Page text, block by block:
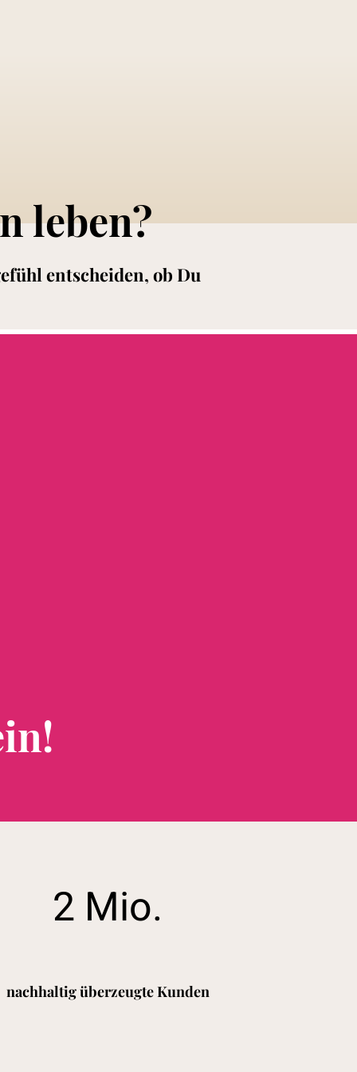
leben?
entscheiden, ob Du
2 Mio.
nachhaltig überzeugte Kunden